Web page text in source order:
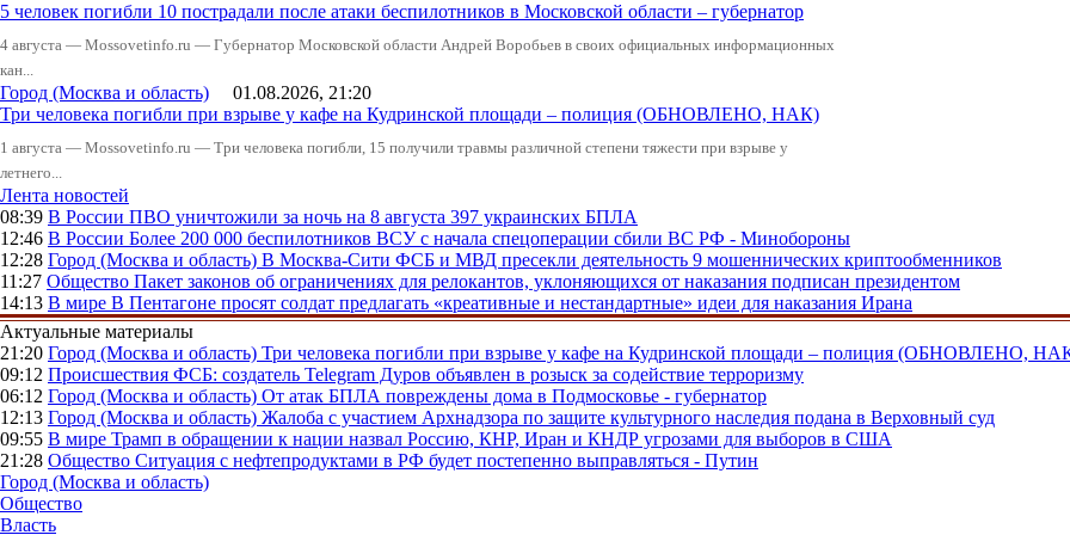
5 человек погибли 10 пострадали после атаки беспилотников в Московской области – губернатор
4 августа — Mossovetinfo.ru — Губернатор Московской области Андрей Воробьев в своих официальных информационных
кан...
Город (Москва и область) 01.08.2026, 21:20
Три человека погибли при взрыве у кафе на Кудринской площади – полиция (ОБНОВЛЕНО, НАК)
1 августа — Mossovetinfo.ru — Три человека погибли, 15 получили травмы различной степени тяжести при взрыве у
летнего...
Лента новостей
08:39 В России ПВО уничтожили за ночь на 8 августа 397 украинских БПЛА
12:46 В России Более 200 000 беспилотников ВСУ с начала спецоперации сбили ВС РФ - Минобороны
12:28 Город (Москва и область) В Москва-Сити ФСБ и МВД пресекли деятельность 9 мошеннических криптообменников
11:27 Общество Пакет законов об ограничениях для релокантов, уклоняющихся от наказания подписан президентом
14:13 В мире В Пентагоне просят солдат предлагать «креативные и нестандартные» идеи для наказания Ирана
Актуальные материалы
21:20 Город (Москва и область) Три человека погибли при взрыве у кафе на Кудринской площади – полиция (ОБНОВЛЕНО,
09:12 Происшествия ФСБ: создатель Telegram Дуров объявлен в розыск за содействие терроризму
06:12 Город (Москва и область) От атак БПЛА повреждены дома в Подмосковье - губернатор
12:13 Город (Москва и область) Жалоба с участием Архнадзора по защите культурного наследия подана в Верховный суд
09:55 В мире Трамп в обращении к нации назвал Россию, КНР, Иран и КНДР угрозами для выборов в США
21:28 Общество Ситуация с нефтепродуктами в РФ будет постепенно выправляться - Путин
Город (Москва и область)
Общество
Власть